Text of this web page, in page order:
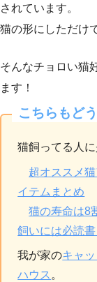
されています。
猫の形にしただけ
そんなチョロい猫
ます！
こちらもど
猫飼ってる人
超オススメ
イテムまとめ
猫の寿命は8
飼いには必読書
我が家のキャ
ハウス 。